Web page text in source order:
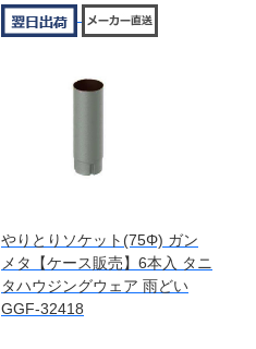
やりとりソケット(75Φ) ガン
メタ【ケース販売】6本入 タニ
タハウジングウェア 雨どい
GGF-32418